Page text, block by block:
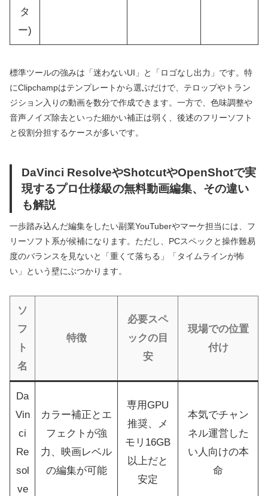
タ
ー)
標準ツールの強みは「迷わないUI」と「ロゴなし出力」です。特
にClipchampはテンプレートから選ぶだけで、テロップやトラン
ジション入りの動画を数分で作成できます。一方で、色味調整や
音声ノイズ除去といった細かい補正は弱く、後述のフリーソフト
と役割分担するケースが多いです。
DaVinci ResolveやShotcutやOpenShotで実
現するプロ仕様級の無料動画編集、その違い
も解説
一歩踏み込んだ編集をしたい副業YouTuberやマーケ担当には、フ
リーソフト系が候補になります。ただし、PCスペックと操作難易
度のバランスを見ないと「重くて落ちる」「タイムラインが怖
い」という壁にぶつかります。
ソ
フ
ト
名
特徴
必要スペ
ックの目
安
現場での位置
付け
Da
Vin
ci
Re
sol
ve
カラー補正とエ
フェクトが強
力、映画レベル
の編集が可能
専用GPU
推奨、メ
モリ16GB
以上だと
安定
本気でチャン
ネル運営した
い人向けの本
命